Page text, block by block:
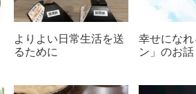
よりよい日常生活を送
るために
幸せにな
ン」のお話